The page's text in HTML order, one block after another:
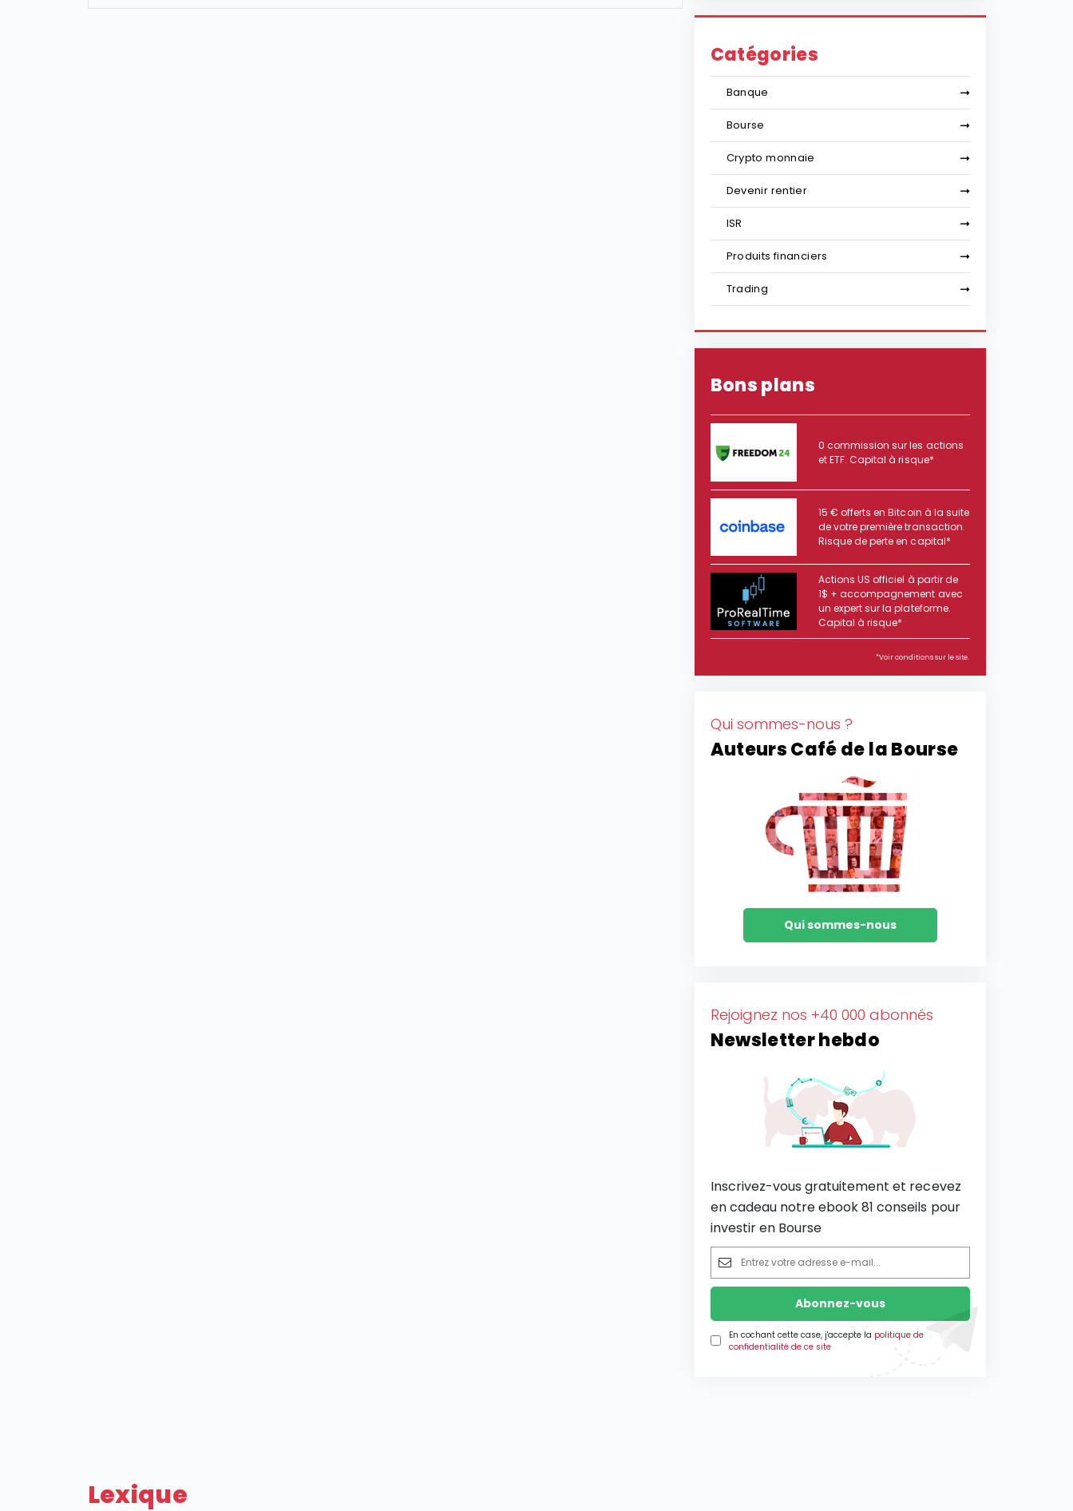
Catégories
Banque
Bourse
Crypto monnaie
Devenir rentier
ISR
Produits financiers
Trading
Bons plans
0 commission sur les actions
et ETF. Capital à risque*
15 € offerts en Bitcoin à la suite
de votre première transaction.
Risque de perte en capital*
Actions US officiel à partir de
1$ + accompagnement avec
un expert sur la plateforme.
Capital à risque*
*Voir conditions sur le site.
Qui sommes-nous ?
Auteurs Café de la Bourse
Qui sommes-nous
Rejoignez nos +40 000 abonnés
Newsletter hebdo
Inscrivez-vous gratuitement et recevez
en cadeau notre ebook 81 conseils pour
investir en Bourse
En cochant cette case, j'accepte la politique de
confidentialité de ce site
Lexique